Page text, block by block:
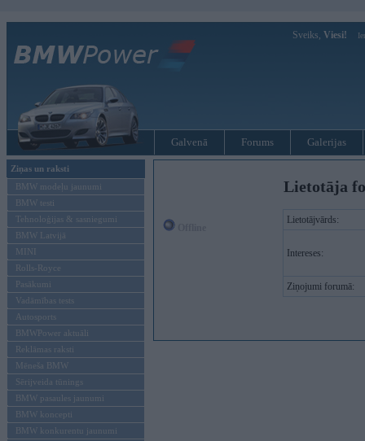
Sveiks, Viesi!
Galvenā Forums Galerijas
Ziņas un raksti
BMW modeļu jaunumi
BMW testi
Tehnoloģijas & sasniegumi
BMW Latvijā
MINI
Rolls-Royce
Pasākumi
Vadāmības tests
Autosports
BMWPower aktuāli
Reklāmas raksti
Mēneša BMW
Sērijveida tūnings
BMW pasaules jaunumi
BMW koncepti
BMW konkurentu jaunumi
Lietotāja
Lietotājvārds:
Intereses:
Ziņojumi forumā: